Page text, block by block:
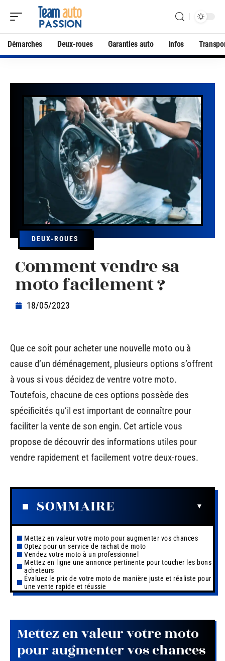
Démarches Deux-roues Garanties auto Infos
DEUX-ROUES
Comment vendre sa
moto facilement ?
18/05/2023
Que ce soit pour acheter une nouvelle moto ou à
cause d’un déménagement, plusieurs options s’offrent
à vous si vous décidez de ventre votre moto.
Toutefois, chacune de ces options possède des
spécificités qu’il est important de connaître pour
faciliter la vente de son engin. Cet article vous
propose de découvrir des informations utiles pour
vendre rapidement et facilement votre deux-roues.
SOMMAIRE
Mettez en valeur votre moto pour augmenter vos chances
Optez pour un service de rachat de moto
Vendez votre moto à un professionnel
Mettez en ligne une annonce pertinente pour toucher les bons
acheteurs
Évaluez le prix de votre moto de manière juste et réaliste pour
une vente rapide et réussie
Mettez en valeur votre moto
pour augmenter vos chances